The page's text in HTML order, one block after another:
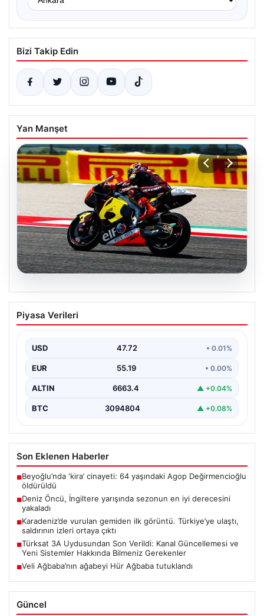
Bizi Takip Edin
Yan Manşet
Karadeniz’de vurulan gemiden ilk
izleri ortaya çıktı
{ "title": "Karadeniz'de Vurulan NADEZHDA Gemisinin İlk
gerçekleştirilen…
USD 47.72 • 0.01%
EUR 55.19 • 0.00%
ALTIN 6663.4 ▲ +0.04%
Son Eklenen Haberler
Beyoğlu’nda ‘kira’ cinayeti: 64 yaşındaki Agop Değirmencioğlu
öldürüldü
Deniz Öncü, İngiltere yarışında sezonun en iyi derecesini
yakaladı
Karadeniz’de vurulan gemiden ilk görüntü. Türkiye’ye ulaştı,
saldırının izleri ortaya çıktı
Türksat 3A Uydusundan Son Verildi: Kanal Güncellemesi ve
Yeni Sistemler Hakkında Bilmeniz Gerekenler
Veli Ağbaba’nın ağabeyi Hür Ağbaba tutuklandı